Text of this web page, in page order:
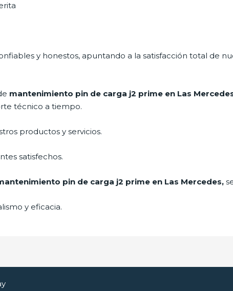
y honestos, apuntando a la satisfacción total de
mantenimiento pin de carga j2 prime en Las
técnico a tiempo.
productos y servicios.
satisfechos.
pin de carga j2 prime en Las Mercedes,
y eficacia.